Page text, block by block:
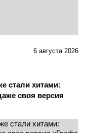
6 августа 2026
стали хитами:
своя версия